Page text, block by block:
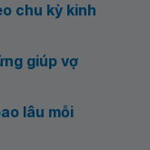
chu kỳ kinh
giúp vợ
lâu mỗi